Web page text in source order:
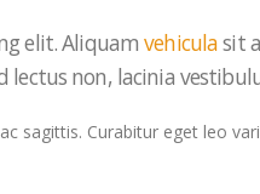
elit. Aliquamvehiculasit
lectus non, lacinia
sagittis. Curabitur eget leo